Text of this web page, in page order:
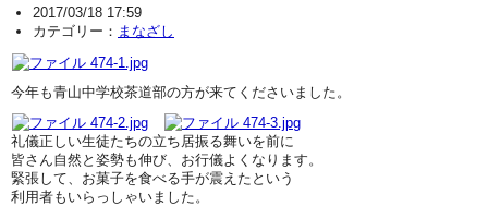
2017/03/18 17:59
カテゴリー： まなざし
今年も青山中学校茶道部の方が来てくださいました。
礼儀正しい生徒たちの立ち居振る舞いを前に
皆さん自然と姿勢も伸び、お行儀よくなります。
緊張して、お菓子を食べる手が震えたという
利用者もいらっしゃいました。